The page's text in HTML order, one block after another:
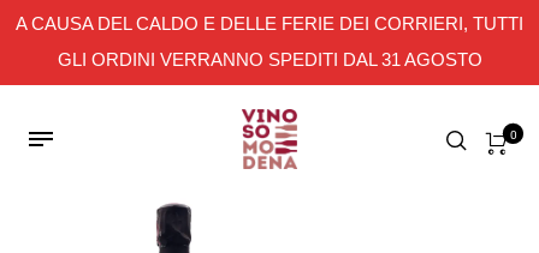
A CAUSA DEL CALDO E DELLE FERIE DEI CORRIERI, TUTTI
GLI ORDINI VERRANNO SPEDITI DAL 31 AGOSTO
0